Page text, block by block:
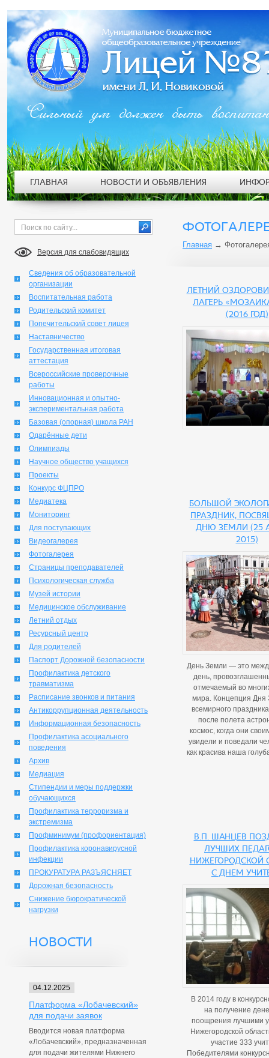
Версия для слабовидящих
Сведения об образовательной
организации
Воспитательная работа
Родительский комитет
Попечительский совет лицея
Наставничество
Государственная итоговая
аттестация
Всероссийские проверочные
работы
Инновационная и опытно-
экспериментальная работа
Базовая (опорная) школа РАН
Одарённые дети
Олимпиады
Научное общество учащихся
Проекты
Конкурс ФЦПРО
Медиатека
Мониторинг
Для поступающих
Видеогалерея
Фотогалерея
Страницы преподавателей
Психологическая служба
Музей истории
Медицинское обслуживание
Летний отдых
Ресурсный центр
Для родителей
Паспорт Дорожной безопасности
Профилактика детского
травматизма
Расписание звонков и питания
Антикоррупционная деятельность
Информационная безопасность
Профилактика асоциального
поведения
Архив
Медиация
Стипендии и меры поддержки
обучающихся
Профилактика терроризма и
экстремизма
Профминимум (профориентация)
Профилактика коронавирусной
инфекции
ПРОКУРАТУРА РАЗЪЯСНЯЕТ
Дорожная безопасность
Снижение бюрократической
нагрузки
НОВОСТИ
04.12.2025
Платформа «Лобачевский»
для подачи заявок
Вводится новая платформа
«Лобачевский», предназначенная
для подачи жителями Нижнего
Главная →
Летний
лагерь
(2016 год)
Большой
праздник,
Дню Земли (25
2015)
День Земли — это
день,
отмечаемый во
мира. Концепция Дня
всемирного
после полета
космос, когда они
увидели и поведали
как красива наша
В.П. Шанцев
лучших
Нижегородской
с Днем
В 2014 году в
на получение
поощрения лучшими
Нижегородской
участие 333
Победителями
Сильный ум должен быть
ГЛАВНАЯ НОВОСТИ И ОБЪЯВЛЕНИЯ